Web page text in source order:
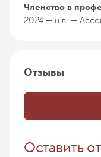
Членство в
2024 — н.в. —
Отзывы
Оставить